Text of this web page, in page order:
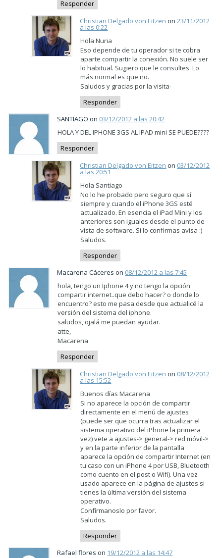
Responder
Christian Delgado von Eitzen on23/11/2012
a las 0:22
Hola Nuria
Eso depende de tu operador si te cobra
aparte compartir la conexión. No suele ser
lo habitual. Sugiero que le consultes. Lo
más normal es que no.
Saludos y gracias por la visita-
Responder
SANTIAGO on 03/12/2012 a las 20:42
HOLA Y DEL IPHONE 3GS AL IPAD mini SE PUEDE????
Responder
Christian Delgado von Eitzen on 03/12/2012
a las 20:51
Hola Santiago
No lo he probado pero seguro que sí
siempre y cuando el iPhone 3GS esté
actualizado. En esencia el iPad Mini y los
anteriores son iguales desde el punto de
vista de software. Si lo confirmas avisa :)
Saludos.
Responder
Macarena Cáceres on 08/12/2012 a las 7:45
hola, tengo un Iphone 4 y no tengo la opción
compartir internet..que debo hacer? o donde lo
encuentro? esto me pasa desde que actualicé la
versión del sistema del iphone.
saludos, ojalá me puedan ayudar.
atte,
Macarena
Responder
Christian Delgado von Eitzen on 08/12/2012
a las 15:52
Buenos días Macarena
Si no aparece la opción de compartir
directamente en el menú de ajustes
(puede ser que ocurra tras actualizar el
sistema operativo del iPhone la primera
vez) vete a ajustes-> general-> red móvil->
y en la parte inferior de la pantalla
aparece la opción de compartir Internet (en
tu caso con un iPhone 4 por USB, Bluetooth
como cuento en el post o Wifi). Una vez
usado aparece en la página de ajustes si
tienes la última versión del sistema
operativo.
Confírmanoslo por favor.
Saludos.
Responder
Rafael flores on 19/12/2012 a las 14:47